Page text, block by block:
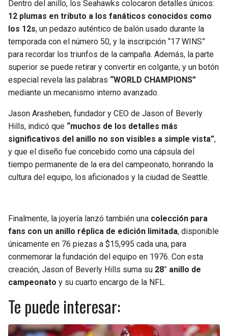
Dentro del anillo, los Seahawks colocaron detalles únicos:
12 plumas en tributo a los fanáticos conocidos como
los 12s, un pedazo auténtico de balón usado durante la
temporada con el número 50, y la inscripción “17 WINS”
para recordar los triunfos de la campaña. Además, la parte
superior se puede retirar y convertir en colgante, y un botón
especial revela las palabras “WORLD CHAMPIONS”
mediante un mecanismo interno avanzado.
Jason Arasheben, fundador y CEO de Jason of Beverly
Hills, indicó que “muchos de los detalles más
significativos del anillo no son visibles a simple vista”,
y que el diseño fue concebido como una cápsula del
tiempo permanente de la era del campeonato, honrando la
cultura del equipo, los aficionados y la ciudad de Seattle.
Finalmente, la joyería lanzó también una colección para
fans con un anillo réplica de edición limitada, disponible
únicamente en 76 piezas a $15,995 cada una, para
conmemorar la fundación del equipo en 1976. Con esta
creación, Jason of Beverly Hills suma su 28° anillo de
campeonato y su cuarto encargo de la NFL.
Te puede interesar: